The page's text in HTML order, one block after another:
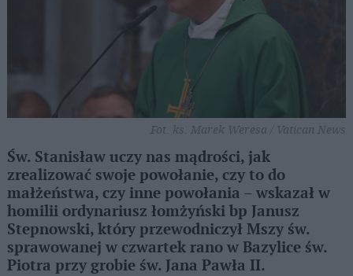
Fot. ks. Marek Weresa / Vatican News
Św. Stanisław uczy nas mądrości, jak
zrealizować swoje powołanie, czy to do
małżeństwa, czy inne powołania – wskazał w
homilii ordynariusz łomżyński bp Janusz
Stepnowski, który przewodniczył Mszy św.
sprawowanej w czwartek rano w Bazylice św.
Piotra przy grobie św. Jana Pawła II.